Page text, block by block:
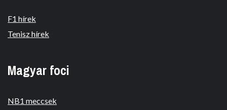
F1 hírek
Tenisz hírek
Magyar foci
NB1 meccsek